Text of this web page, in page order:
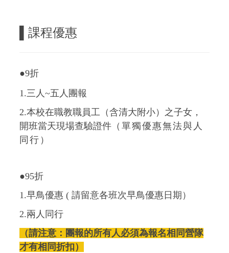
▌課程優惠
●9折
1.三人~五人團報
2.本校在職教職員工（含清大附小）之子女，
開班當天現場查驗證件 （單獨優惠無法與人
同行）
●95折
1.早鳥優惠 ( 請留意各班次早鳥優惠日期）
2.兩人同行
（請注意：團報的所有人必須為報名相同營隊
才有相同折扣）